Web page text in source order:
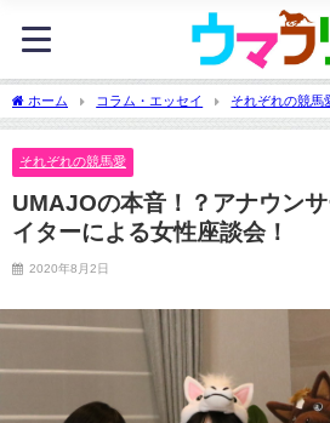
ホーム コラム・エッセイ それぞれの競馬
ンサー＆YouTuber＆ライターによる女性座談会！
それぞれの競馬愛
UMAJOの本音！？アナウン
イターによる女性座談会！
2020年8月2日